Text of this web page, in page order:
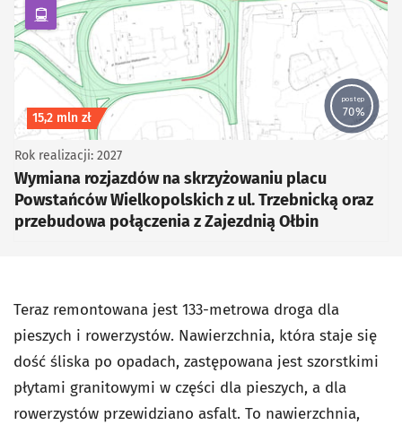
kategoria Komunikacja zbiorowa
postęp
70%
Koszt inwestycji
15,2 mln zł
Wymiana rozjazdów na skrzyżowaniu placu
Powstańców Wielkopolskich z ul. Trzebnicką oraz
przebudowa połączenia z Zajezdnią Ołbin
Rok realizacji: 2027
Teraz remontowana jest 133-metrowa droga dla
pieszych i rowerzystów. Nawierzchnia, która staje się
dość śliska po opadach, zastępowana jest szorstkimi
płytami granitowymi w części dla pieszych, a dla
rowerzystów przewidziano asfalt. To nawierzchnia,